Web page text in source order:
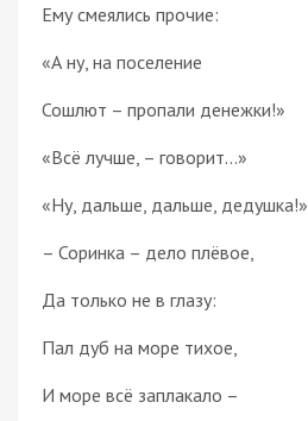
Ему смеялись прочие:
«А ну, на поселение
Сошлют – пропали денежки!»
«Всё лучше, – говорит...»
«Ну, дальше, дальше, дедушка!»
– Соринка – дело плёвое,
Да только не в глазу:
Пал дуб на море тихое,
И море всё заплакало –